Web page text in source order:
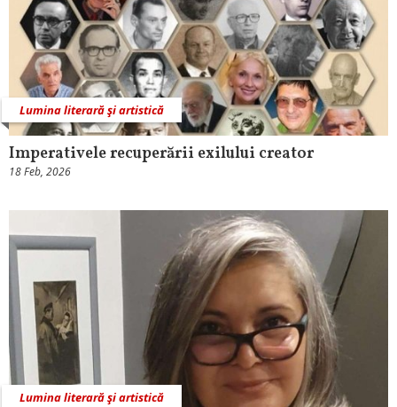
Lumina literară şi artistică
Imperativele recuperării exilului creator
18 Feb, 2026
Lumina literară şi artistică